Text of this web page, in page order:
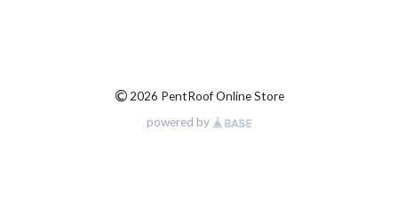
© 2026 PentRoof Online Store
powered by